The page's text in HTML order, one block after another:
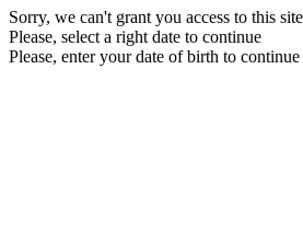
Sorry, we can't grant you access to this
Please, select a right date to continue
Please, enter your date of birth to continue